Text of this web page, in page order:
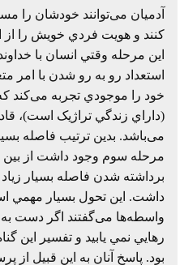
آدميان می‌توانند خودشان را
کنند و هويت فردي خويش را از
اين مرحله وقتي انسان با
استعداد رو به رو شدن با امر
خود را موجودي تجربه می‌کند
(داراي زندگي تراژيک است)،
می‌باشد. بدين ترتيب فاصله
مرحله سوم وجود داشت از
برداشته شدن فاصله بسيار
داشت. اين تحول بسيار مهمي
واسطه‌ها می‌گفتند اگر دست به
رهايي نمي يابيد و تفسير اين
بود. پاسخ آنان به اين قبيل از